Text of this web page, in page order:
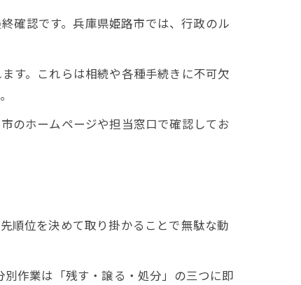
認です。兵庫県姫路市では、行政のル
す。これらは相続や各種手続きに不可欠
のホームページや担当窓口で確認してお
順位を決めて取り掛かることで無駄な動
作業は「残す・譲る・処分」の三つに即